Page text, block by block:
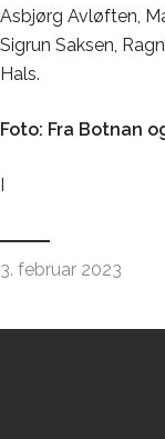
Asbjørg Avløften,
Sigrun Saksen,
Hals.
Foto: Fra Botnan
I
3. februar 2023